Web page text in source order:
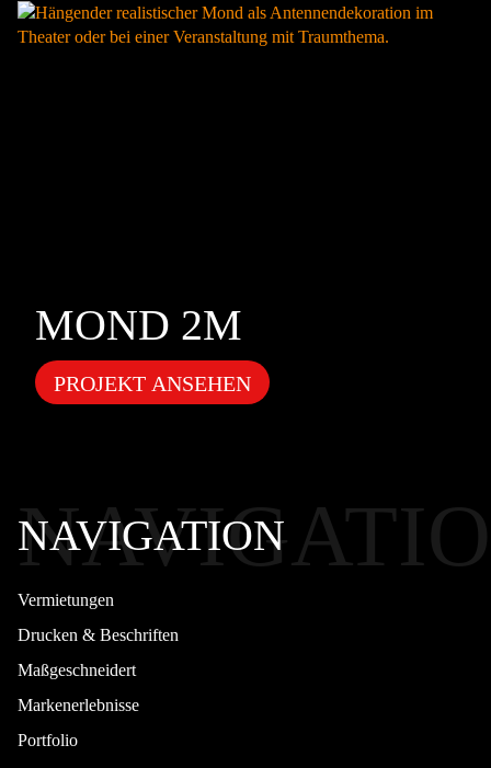
MOND 2M
PROJEKT ANSEHEN
NAVIGATION
Vermietungen
Drucken & Beschriften
Maßgeschneidert
Markenerlebnisse
Portfolio